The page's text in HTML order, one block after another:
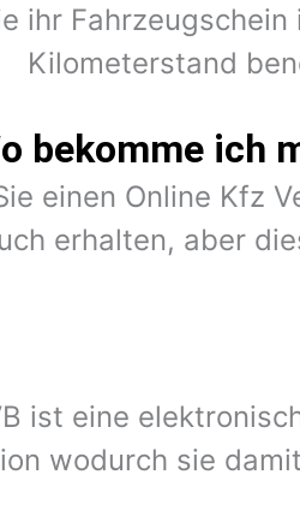
ihr
Kilometerstand
bekomme ich
einen Online Kfz
erhalten, aber
ist eine
wodurch sie